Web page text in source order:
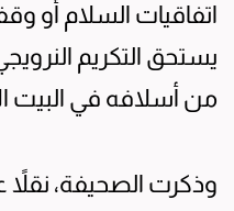
اتفاقيات السلام أو
يستحق التكريم
من أسلافه في البيت
وذكرت الصحيفة،